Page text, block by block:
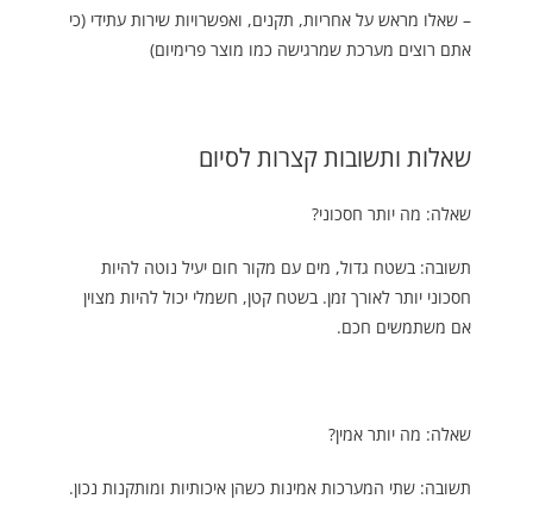
– שאלו מראש על אחריות, תקנים, ואפשרויות שירות עתידי (כי
אתם רוצים מערכת שמרגישה כמו מוצר פרימיום)
שאלות ותשובות קצרות לסיום
שאלה: מה יותר חסכוני?
תשובה: בשטח גדול, מים עם מקור חום יעיל נוטה להיות
חסכוני יותר לאורך זמן. בשטח קטן, חשמלי יכול להיות מצוין
אם משתמשים חכם.
שאלה: מה יותר אמין?
תשובה: שתי המערכות אמינות כשהן איכותיות ומותקנות נכון.